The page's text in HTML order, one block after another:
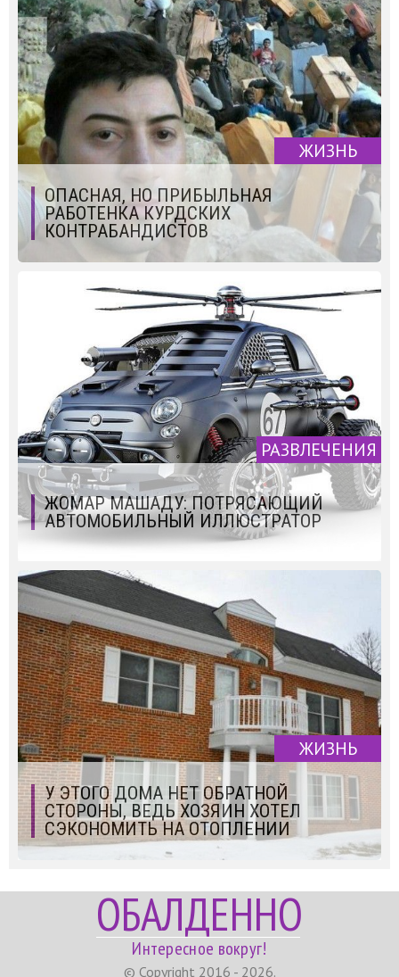
ЖИЗНЬ
ОПАСНАЯ, НО ПРИБЫЛЬНАЯ
РАБОТЕНКА КУРДСКИХ
КОНТРАБАНДИСТОВ
РАЗВЛЕЧЕНИЯ
ЖОМАР МАШАДУ: ПОТРЯСАЮЩИЙ
АВТОМОБИЛЬНЫЙ ИЛЛЮСТРАТОР
ЖИЗНЬ
У ЭТОГО ДОМА НЕТ ОБРАТНОЙ
СТОРОНЫ, ВЕДЬ ХОЗЯИН ХОТЕЛ
СЭКОНОМИТЬ НА ОТОПЛЕНИИ
ОБАЛДЕННО
Интересное вокруг!
© Copyright 2016 - 2026.